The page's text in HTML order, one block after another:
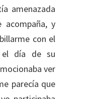
amenazada
acompaña, y
con el
el día de su
ver
parecía que